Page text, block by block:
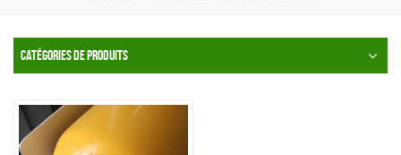
CATÉGORIES DE PRODUITS